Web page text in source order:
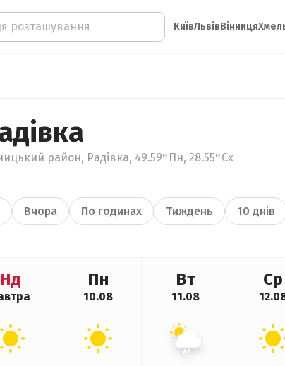
КиївЛьвівВінниця
район, Радівка, 49.59°Пн, 28.55°Сх
Вчора По годинах Тиждень 10 днів
Нд Пн
10.08
Вт
11.08
Ср